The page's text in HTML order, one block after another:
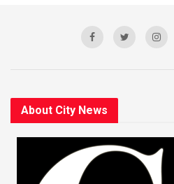
About City News